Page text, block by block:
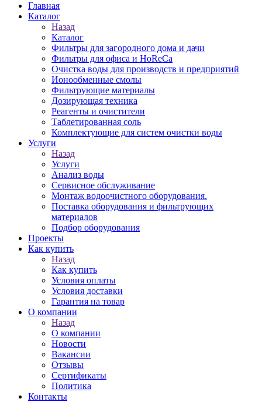
Главная
Каталог
Назад
Каталог
Фильтры для загородного дома и дачи
Фильтры для офиса и HoReCa
Очистка воды для производств и предприятий
Ионообменные смолы
Фильтрующие материалы
Дозирующая техника
Реагенты и очистители
Таблетированная соль
Комплектующие для систем очистки воды
Услуги
Назад
Услуги
Анализ воды
Сервисное обслуживание
Монтаж водоочистного оборудования.
Поставка оборудования и фильтрующих
материалов
Подбор оборудования
Проекты
Как купить
Назад
Как купить
Условия оплаты
Условия доставки
Гарантия на товар
О компании
Назад
О компании
Новости
Вакансии
Отзывы
Сертификаты
Политика
Контакты